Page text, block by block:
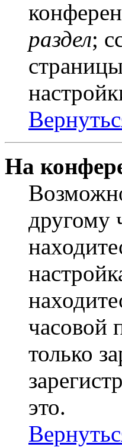
раздел;
На
другому
часовой
только
это.